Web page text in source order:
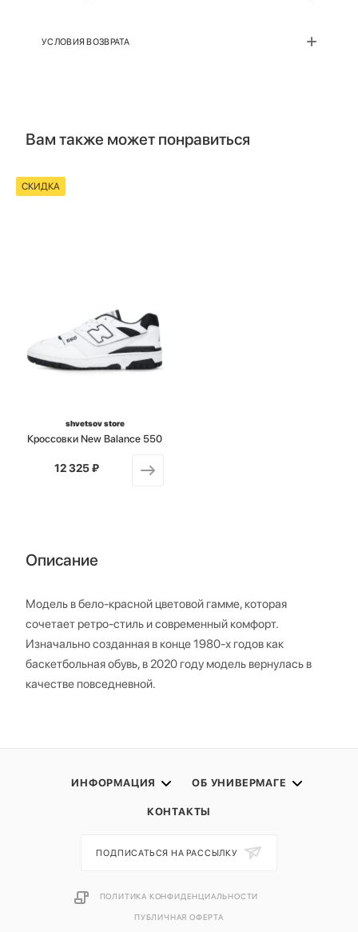
УСЛОВИЯ ВОЗВРАТА
Вам также может понравиться
СКИДКА
shvetsov store
Кроссовки New Balance 550
от
12 325 ₽
Описание
Модель в бело-красной цветовой гамме, которая
сочетает ретро-стиль и современный комфорт.
Изначально созданная в конце 1980-х годов как
баскетбольная обувь, в 2020 году модель вернулась в
качестве повседневной.
ИНФОРМАЦИЯ ОБ УНИВЕРМАГЕ
КОНТАКТЫ
ПОДПИСАТЬСЯ НА РАССЫЛКУ
ПОЛИТИКА КОНФИДЕНЦИАЛЬНОСТИ
ПУБЛИЧНАЯ ОФЕРТА